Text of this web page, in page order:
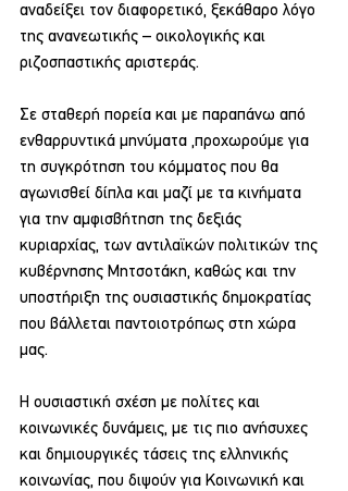
αναδείξει τον διαφορετικό, ξεκάθαρο λόγο
της ανανεωτικής – οικολογικής και
ριζοσπαστικής αριστεράς.
Σε σταθερή πορεία και με παραπάνω από
ενθαρρυντικά μηνύματα ,προχωρούμε για
τη συγκρότηση του κόμματος που θα
αγωνισθεί δίπλα και μαζί με τα κινήματα
για την αμφισβήτηση της δεξιάς
κυριαρχίας, των αντιλαϊκών πολιτικών της
κυβέρνησης Μητσοτάκη, καθώς και την
υποστήριξη της ουσιαστικής δημοκρατίας
που βάλλεται παντοιοτρόπως στη χώρα
μας.
Η ουσιαστική σχέση με πολίτες και
κοινωνικές δυνάμεις, με τις πιο ανήσυχες
και δημιουργικές τάσεις της ελληνικής
κοινωνίας, που διψούν για Κοινωνική και